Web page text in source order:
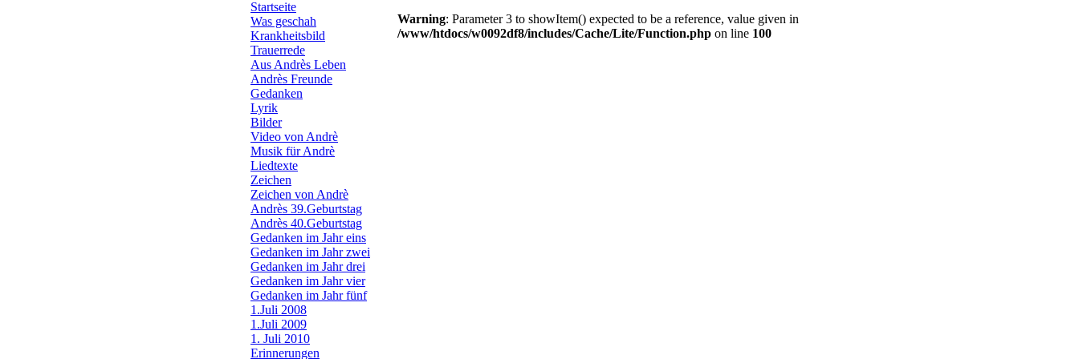
Startseite
Was geschah
Krankheitsbild
Trauerrede
Aus Andrès Leben
Andrès Freunde
Gedanken
Lyrik
Bilder
Video von Andrè
Musik für Andrè
Liedtexte
Zeichen
Zeichen von Andrè
Andrès 39.Geburtstag
Andrès 40.Geburtstag
Gedanken im Jahr eins
Gedanken im Jahr zwei
Gedanken im Jahr drei
Gedanken im Jahr vier
Gedanken im Jahr fünf
1.Juli 2008
1.Juli 2009
1. Juli 2010
Erinnerungen
Warning: Parameter 3 to showItem() expected to be a reference, value given in
/www/htdocs/w0092df8/includes/Cache/Lite/Function.php on line 100